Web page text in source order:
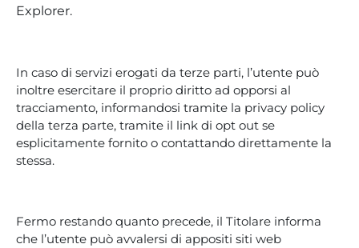
Explorer.
In caso di servizi erogati da terze parti, l’utente può
inoltre esercitare il proprio diritto ad opporsi al
tracciamento, informandosi tramite la privacy policy
della terza parte, tramite il link di opt out se
esplicitamente fornito o contattando direttamente la
stessa.
Fermo restando quanto precede, il Titolare informa
che l’utente può avvalersi di appositi siti web